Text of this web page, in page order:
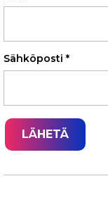
Sähköposti *